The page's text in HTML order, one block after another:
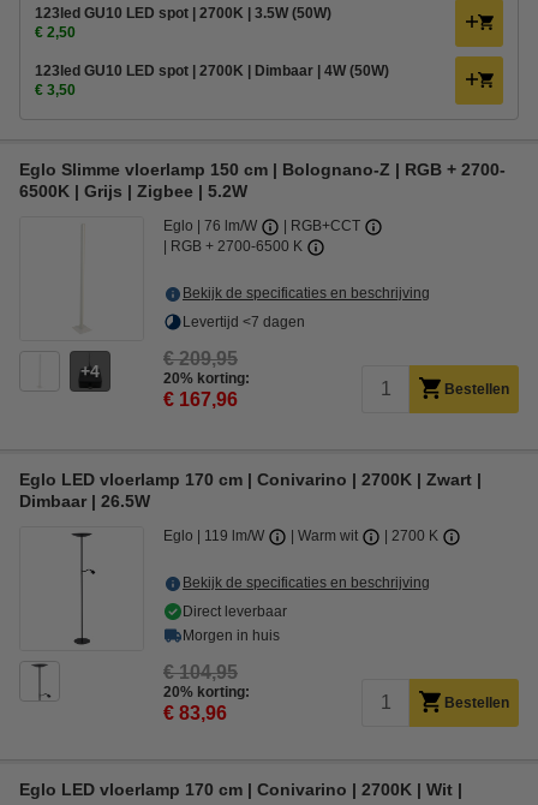
123led GU10 LED spot | 2700K | 3.5W (50W)
€ 2,50
123led GU10 LED spot | 2700K | Dimbaar | 4W (50W)
€ 3,50
Eglo Slimme vloerlamp 150 cm | Bolognano-Z | RGB + 2700-
6500K | Grijs | Zigbee | 5.2W
4
Eglo 76 lm/W
RGB+CCT
RGB + 2700-6500 K
Bekijk de specificaties en beschrijving
Levertijd <7 dagen
€ 209,95
20% korting:
€ 167,96 Bestellen
Eglo LED vloerlamp 170 cm | Conivarino | 2700K | Zwart |
Dimbaar | 26.5W
Eglo 119 lm/W Warm wit 2700 K
Bekijk de specificaties en beschrijving
Direct leverbaar
Morgen in huis
€ 104,95
20% korting:
€ 83,96 Bestellen
Eglo LED vloerlamp 170 cm | Conivarino | 2700K | Wit |